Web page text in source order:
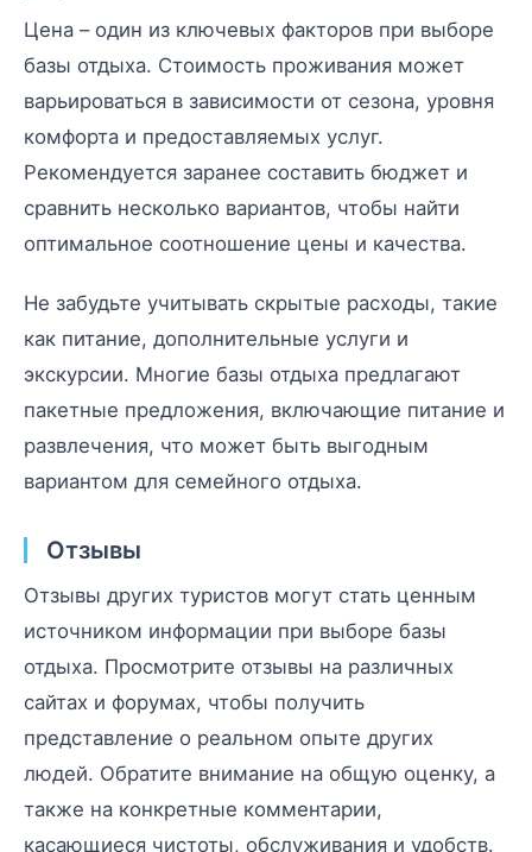
Цена – один из ключевых факторов при выборе
базы отдыха. Стоимость проживания может
варьироваться в зависимости от сезона, уровня
комфорта и предоставляемых услуг.
Рекомендуется заранее составить бюджет и
сравнить несколько вариантов, чтобы найти
оптимальное соотношение цены и качества.
Не забудьте учитывать скрытые расходы, такие
как питание, дополнительные услуги и
экскурсии. Многие базы отдыха предлагают
пакетные предложения, включающие питание и
развлечения, что может быть выгодным
вариантом для семейного отдыха.
Отзывы
Отзывы других туристов могут стать ценным
источником информации при выборе базы
отдыха. Просмотрите отзывы на различных
сайтах и форумах, чтобы получить
представление о реальном опыте других
людей. Обратите внимание на общую оценку, а
также на конкретные комментарии,
касающиеся чистоты, обслуживания и удобств.